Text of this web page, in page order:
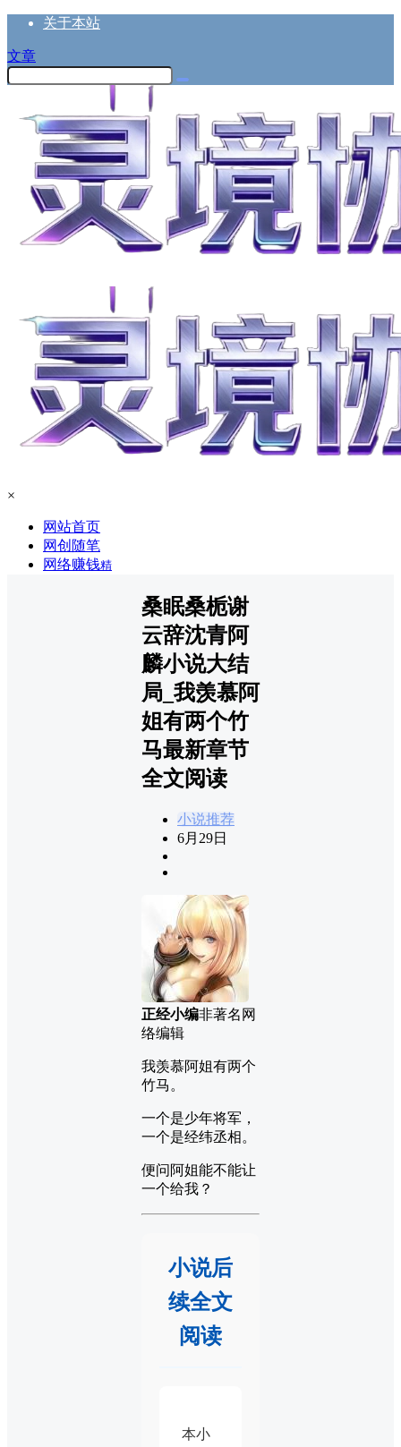
关于本站
文章
×
网站首页
网创随笔
网络赚钱精
桑眠桑栀谢
云辞沈青阿
麟小说大结
局_我羡慕阿
姐有两个竹
马最新章节
全文阅读
小说推荐
6月29日
正经小编非著名网
络编辑
我羡慕阿姐有两个
竹马。
一个是少年将军，
一个是经纬丞相。
便问阿姐能不能让
一个给我？
小说后
续全文
阅读
本小